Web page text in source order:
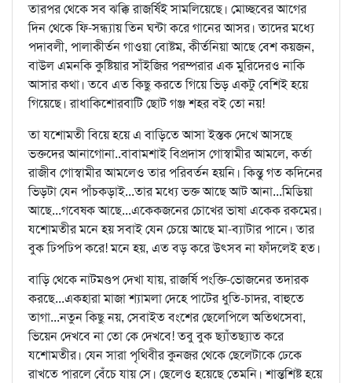
তারপর থেকে সব ঝক্কি রাজর্ষিই সামলিয়েছে। মোচ্ছবের আগের
দিন থেকে ফি-সন্ধ্যায় তিন ঘন্টা করে গানের আসর। তাদের মধ্যে
পদাবলী, পালাকীর্তন গাওয়া বোষ্টম, কীর্তনিয়া আছে বেশ কয়জন,
বাউল এমনকি কুষ্টিয়ার সাঁইজির পরম্পরার এক মুরিদেরও নাকি
আসার কথা। তবে এত কিছু করতে গিয়ে ভিড় একটু বেশিই হয়ে
গিয়েছে। রাধাকিশোরবাটি ছোট গঞ্জ শহর বই তো নয়!
তা যশোমতী বিয়ে হয়ে এ বাড়িতে আসা ইস্তক দেখে আসছে
ভক্তদের আনাগোনা..বাবামশাই বিপ্রদাস গোস্বামীর আমলে, কর্তা
রাজীব গোস্বামীর আমলেও তার পরিবর্তন হয়নি। কিন্তু গত কদিনের
ভিড়টা যেন পাঁচকড়াই...তার মধ্যে ভক্ত আছে আট আনা...মিডিয়া
আছে...গবেষক আছে...একেকজনের চোখের ভাষা একেক রকমের।
যশোমতীর মনে হয় সবাই যেন চেয়ে আছে মা-ব্যাটার পানে। তার
বুক ঢিপঢিপ করে! মনে হয়, এত বড় করে উৎসব না ফাঁদলেই হত।
বাড়ি থেকে নাটমণ্ডপ দেখা যায়, রাজর্ষি পংক্তি-ভোজনের তদারক
করছে...একহারা মাজা শ্যামলা দেহে পাটের ধুতি-চাদর, বাহুতে
তাগা...নতুন কিছু নয়, সেবাইত বংশের ছেলেপিলে অতিথসেবা,
ভিয়েন দেখবে না তো কে দেখবে! তবু বুক ছ্যাঁতছ্যাত করে
যশোমতীর। যেন সারা পৃথিবীর কুনজর থেকে ছেলেটাকে ঢেকে
রাখতে পারলে বেঁচে যায় সে। ছেলেও হয়েছে তেমনি। শান্তশিষ্ট হয়ে